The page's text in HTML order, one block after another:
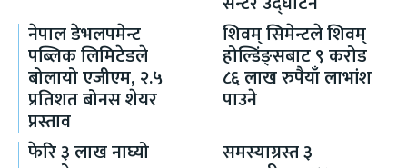
नेपाल डेभलपमेन्ट
पब्लिक लिमिटेडले
बोलायो एजीएम, २.५
प्रतिशत बोनस शेयर
प्रस्ताव
शिवम् सिमेन्टले शिवम्
होल्डिंङ्सबाट ९ करोड
८६ लाख रुपैयाँ लाभांश
पाउने
फेरि ३ लाख नाघ्यो
समस्याग्रस्त ३